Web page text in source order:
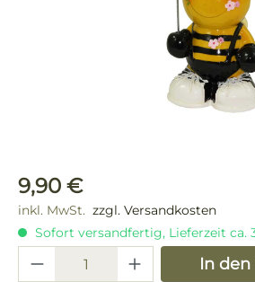
Regulärer Preis:
9,90 €
inkl. MwSt. zzgl. Versandkosten
Sofort versandfertig, Lieferzeit ca.
Produkt Anzahl: Gib
In